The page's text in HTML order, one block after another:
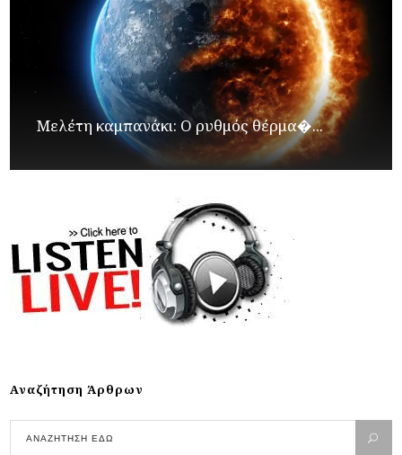
Μελέτη καμπανάκι: Ο ρυθμός θέρμα�...
Αναζήτηση Άρθρων